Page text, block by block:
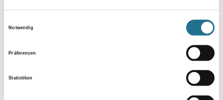
Notwendig
Präferenzen
Statistiken
Zur Farbauswahl für Ihren Wunschfarbton